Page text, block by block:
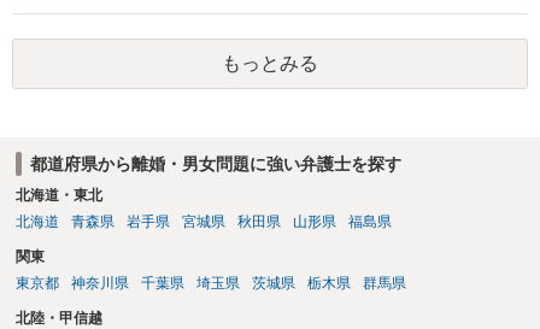
検察庁に訴えるのもありかもしれないですが、実際に捜査をするの
は、結局所轄だと思われますので、やはり結論は変わらないかもしれ
ないです。 一度、最寄りの「刑事に強い」とうたっている弁護士に相
談してみてはいかがでしょうか。 以上、ご参考まで。
もっとみる
都道府県から離婚・男女問題に強い弁護士を探す
北海道・東北
北海道
青森県 岩手県 宮城県 秋田県 山形県 福島県
関東
東京都
神奈川県 千葉県 埼玉県 茨城県 栃木県 群馬県
北陸・甲信越